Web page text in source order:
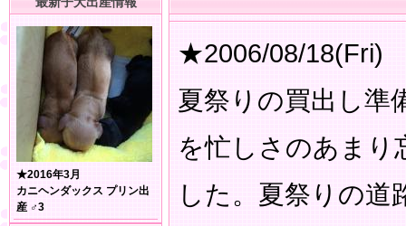
★2016年3月
カニヘンダックス プリン出
産 ♂3
★2006/08/18(Fri)
夏祭りの買出し準
を忙しさのあまり
した。夏祭りの道